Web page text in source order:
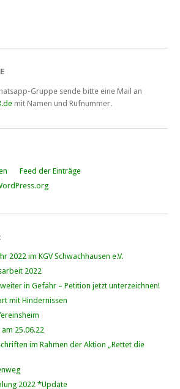
Gruppe sende bitte eine Mail an
mit Namen und Rufnummer.
Feed der Einträge
2022 im KGV Schwachhausen e.V.
2022
in Gefahr – Petition jetzt unterzeichnen!
mit Hindernissen
25.06.22
im Rahmen der Aktion „Rettet die
2022 *Update